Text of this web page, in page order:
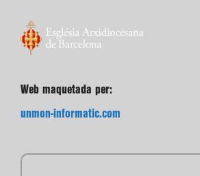
Web maquetada per:
unmon-informatic.com